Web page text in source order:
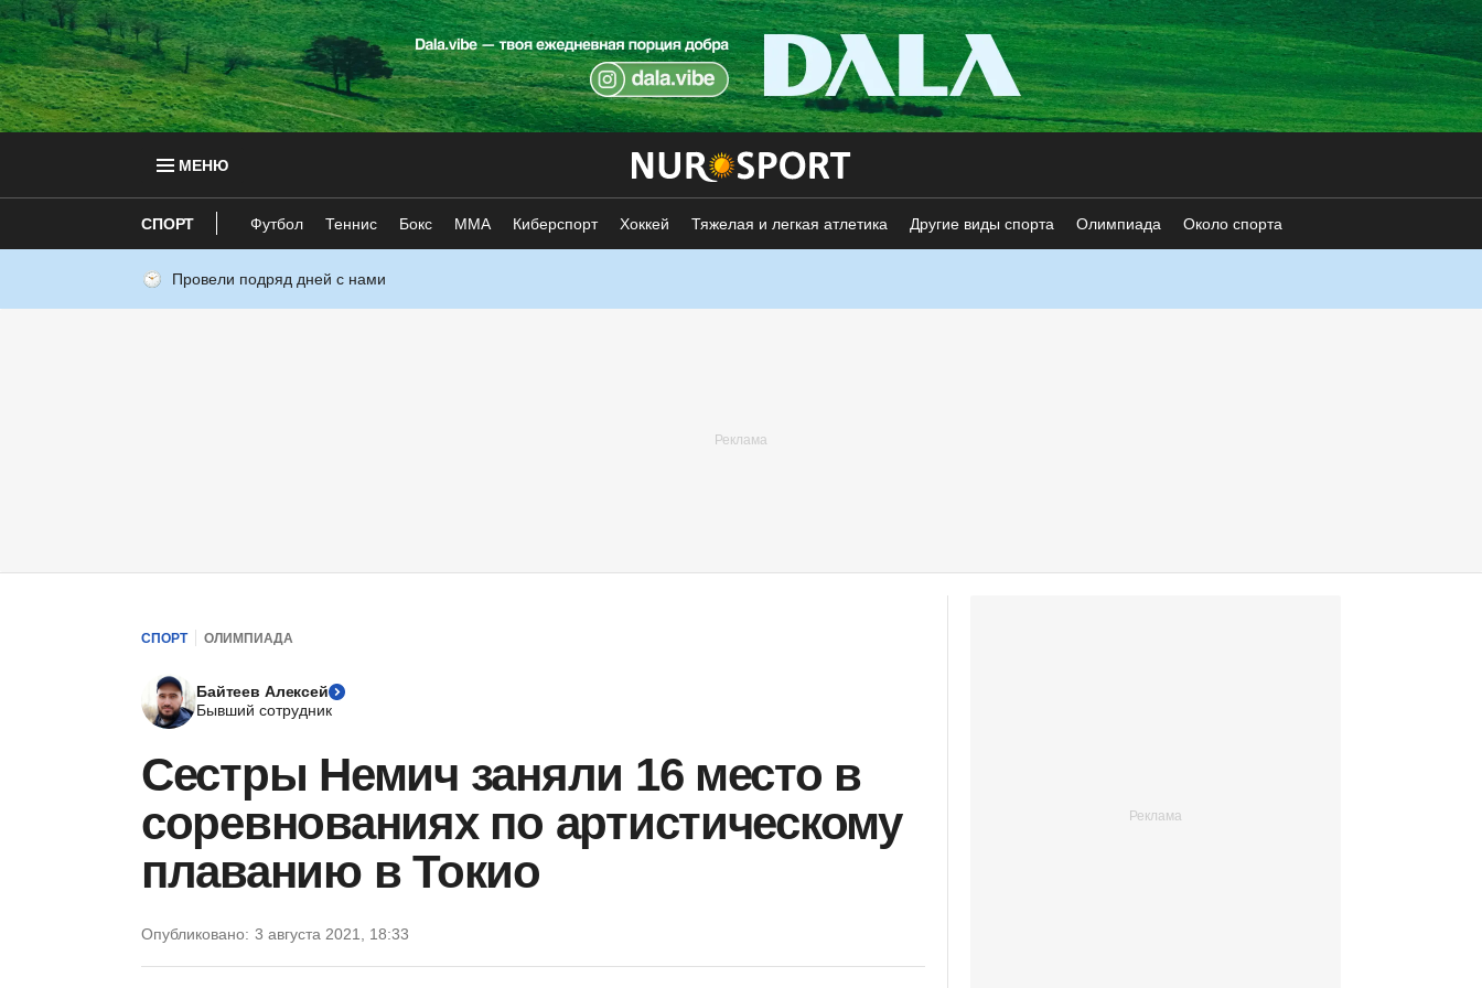
МЕНЮ
СПОРТ Футбол Теннис Бокс ММА Киберспорт Хоккей Тяжелая и легкая атлетика Другие виды спорта Олимпиада Около спорта
Провели подряд дней с нами
СПОРТ ОЛИМПИАДА
Байтеев Алексей
Бывший сотрудник
Сестры Немич заняли 16 место в
соревнованиях по артистическому
плаванию в Токио
Опубликовано: 3 августа 2021, 18:33